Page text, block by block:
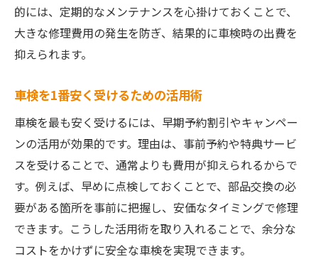
的には、定期的なメンテナンスを心掛けておくことで、
大きな修理費用の発生を防ぎ、結果的に車検時の出費を
抑えられます。
車検を1番安く受けるための活用術
車検を最も安く受けるには、早期予約割引やキャンペー
ンの活用が効果的です。理由は、事前予約や特典サービ
スを受けることで、通常よりも費用が抑えられるからで
す。例えば、早めに点検しておくことで、部品交換の必
要がある箇所を事前に把握し、安価なタイミングで修理
できます。こうした活用術を取り入れることで、余分な
コストをかけずに安全な車検を実現できます。